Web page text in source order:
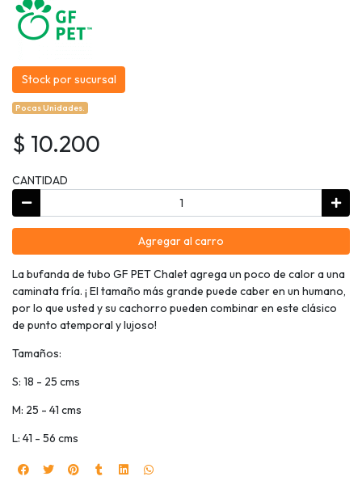
Stock por sucursal
Pocas Unidades.
$ 10.200
CANTIDAD
Agregar al carro
La bufanda de tubo GF PET Chalet agrega un poco de calor a una
caminata fría. ¡ El tamaño más grande puede caber en un humano,
por lo que usted y su cachorro pueden combinar en este clásico
de punto atemporal y lujoso!
Tamaños:
S: 18 - 25 cms
M: 25 - 41 cms
L: 41 - 56 cms